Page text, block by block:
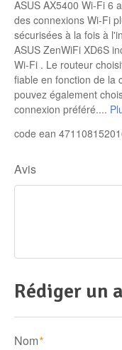
ASUS AX5400 Wi-Fi 6
des connexions Wi-Fi
sécurisées à la fois à
ASUS ZenWiFi XD6S
Wi-Fi . Le routeur
fiable en fonction de la
pouvez également
connexion préféré....
code ean
Avis
Rédiger un
Nom *